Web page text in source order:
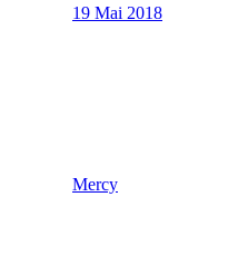
19 Mai 2018
Mercy